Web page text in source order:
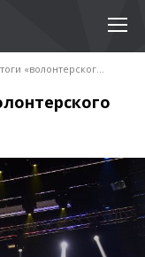
В Казани подвели итоги «волонтерского десятилетия»